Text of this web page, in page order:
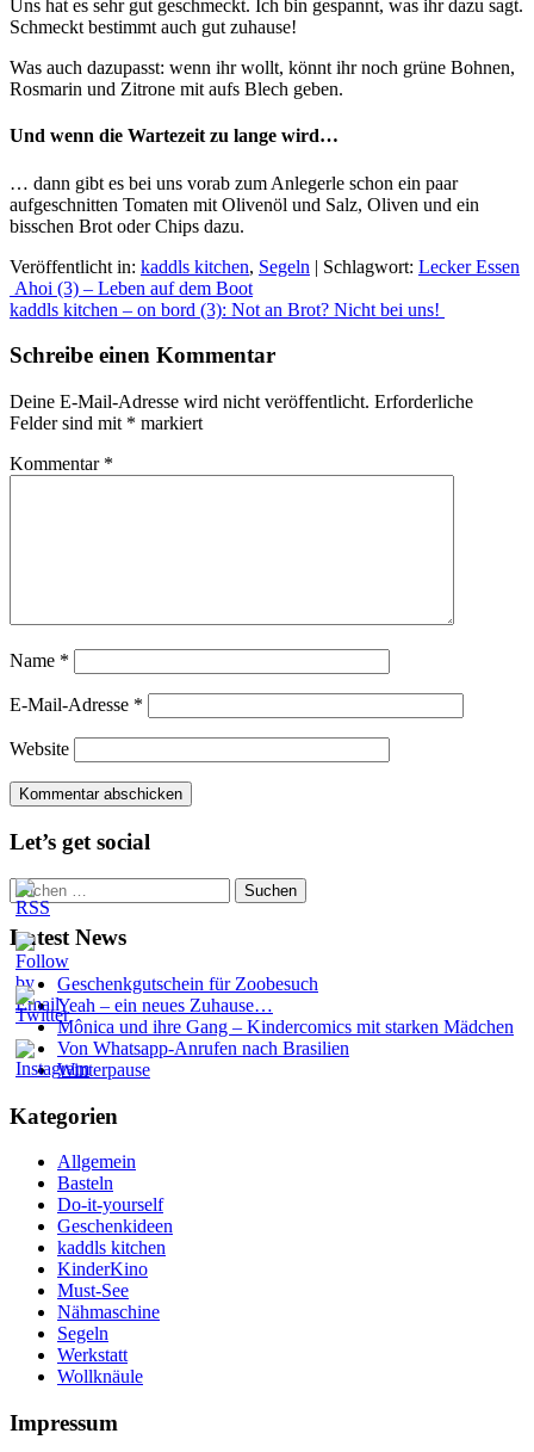
Uns hat es sehr gut geschmeckt. Ich bin gespannt, was ihr dazu sagt.
Schmeckt bestimmt auch gut zuhause!
Was auch dazupasst: wenn ihr wollt, könnt ihr noch grüne Bohnen,
Rosmarin und Zitrone mit aufs Blech geben.
Und wenn die Wartezeit zu lange wird…
… dann gibt es bei uns vorab zum Anlegerle schon ein paar
aufgeschnitten Tomaten mit Olivenöl und Salz, Oliven und ein
bisschen Brot oder Chips dazu.
Veröffentlicht in: kaddls kitchen, Segeln | Schlagwort: Lecker Essen
Beitrags-
Navigation
Ahoi (3) – Leben auf dem Boot
kaddls kitchen – on bord (3): Not an Brot? Nicht bei uns!
Schreibe einen Kommentar
Deine E-Mail-Adresse wird nicht veröffentlicht. Erforderliche
Felder sind mit * markiert
Kommentar *
Name *
E-Mail-Adresse *
Website
Let’s get social
Suchen
nach:
Latest News
Geschenkgutschein für Zoobesuch
Yeah – ein neues Zuhause…
Mônica und ihre Gang – Kindercomics mit starken Mädchen
Von Whatsapp-Anrufen nach Brasilien
Winterpause
Kategorien
Allgemein
Basteln
Do-it-yourself
Geschenkideen
kaddls kitchen
KinderKino
Must-See
Nähmaschine
Segeln
Werkstatt
Wollknäule
Impressum